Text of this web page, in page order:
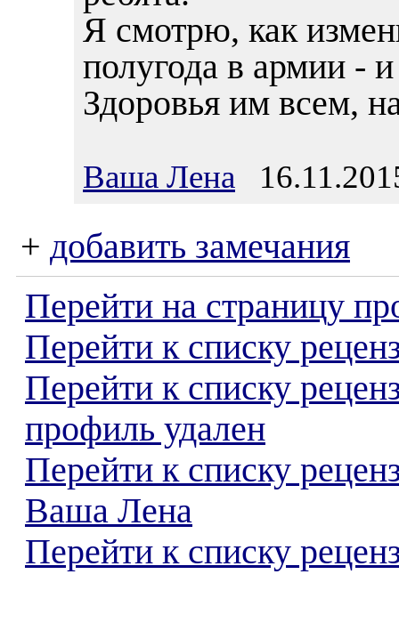
Я смотрю, как
полугода в армии -
Здоровья им всем,
Ваша Лена
+ добавить замечания
Перейти на страницу
Перейти к списку
Перейти к списку
профиль удален
Перейти к списку
Ваша Лена
Перейти к списку